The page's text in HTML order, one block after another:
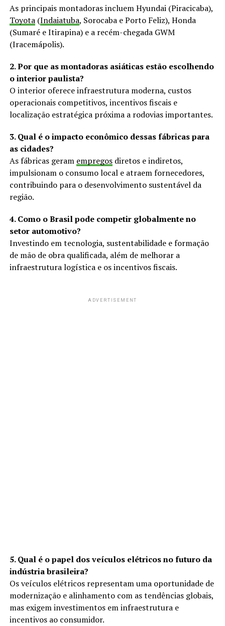
As principais montadoras incluem Hyundai (Piracicaba),
Toyota(Indaiatuba, Sorocaba e Porto Feliz), Honda
(Sumaré e Itirapina) e a recém-chegada GWM
(Iracemápolis).
2. Por que as montadoras asiáticas estão escolhendo
o interior paulista?
O interior oferece infraestrutura moderna, custos
operacionais competitivos, incentivos fiscais e
localização estratégica próxima a rodovias importantes.
3. Qual é o impacto econômico dessas fábricas para
as cidades?
As fábricas geram empregosdiretos e indiretos,
impulsionam o consumo local e atraem fornecedores,
contribuindo para o desenvolvimento sustentável da
região.
4. Como o Brasil pode competir globalmente no
setor automotivo?
Investindo em tecnologia, sustentabilidade e formação
de mão de obra qualificada, além de melhorar a
infraestrutura logística e os incentivos fiscais.
ADVERTISEMENT
5. Qual é o papel dos veículos elétricos no futuro da
indústria brasileira?
Os veículos elétricos representam uma oportunidade de
modernização e alinhamento com as tendências globais,
mas exigem investimentos em infraestrutura e
incentivos ao consumidor.